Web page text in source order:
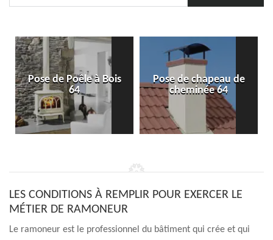
Pose de Poêle à Bois
64
Pose de chapeau de
cheminée 64
LES CONDITIONS À REMPLIR POUR EXERCER LE
MÉTIER DE RAMONEUR
Le ramoneur est le professionnel du bâtiment qui crée et qui